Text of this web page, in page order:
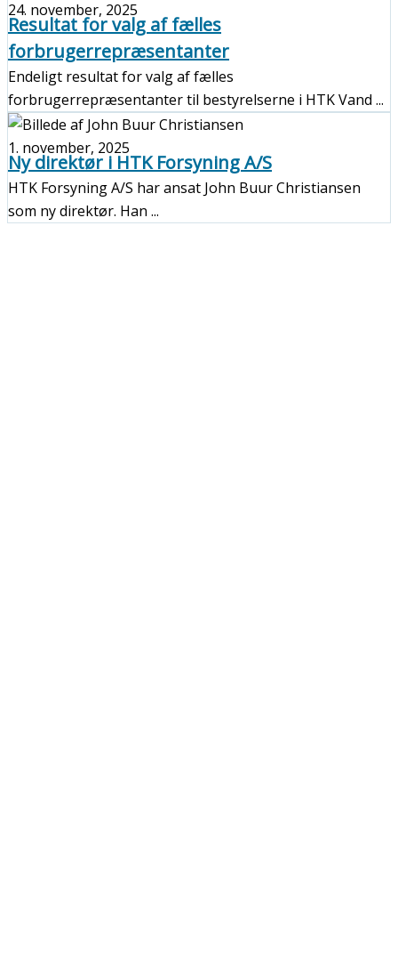
24. november, 2025
Resultat for valg af fælles
forbrugerrepræsentanter
Endeligt resultat for valg af fælles
forbrugerrepræsentanter til bestyrelserne i HTK Vand ...
1. november, 2025
Ny direktør i HTK Forsyning A/S
HTK Forsyning A/S har ansat John Buur Christiansen
som ny direktør. Han ...